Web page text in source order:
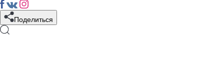
Поделиться